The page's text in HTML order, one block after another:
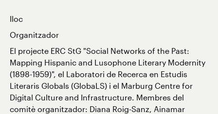
lloc
Organitzador
El projecte ERC StG "Social Networks of the Past:
Mapping Hispanic and Lusophone Literary Modernity
(1898-1959)", el Laboratori de Recerca en Estudis
Literaris Globals (GlobaLS) i el Marburg Centre for
Digital Culture and Infrastructure. Membres del
comitè organitzador: Diana Roig-Sanz, Ainamar